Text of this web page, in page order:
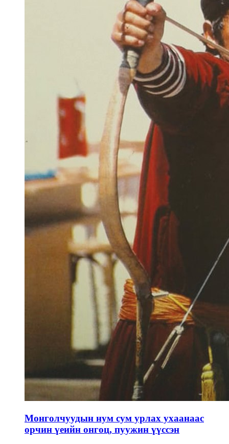
Монголчуудын нум сум урлах ухаанаас
орчин үеийн онгоц, пуужин үүссэн